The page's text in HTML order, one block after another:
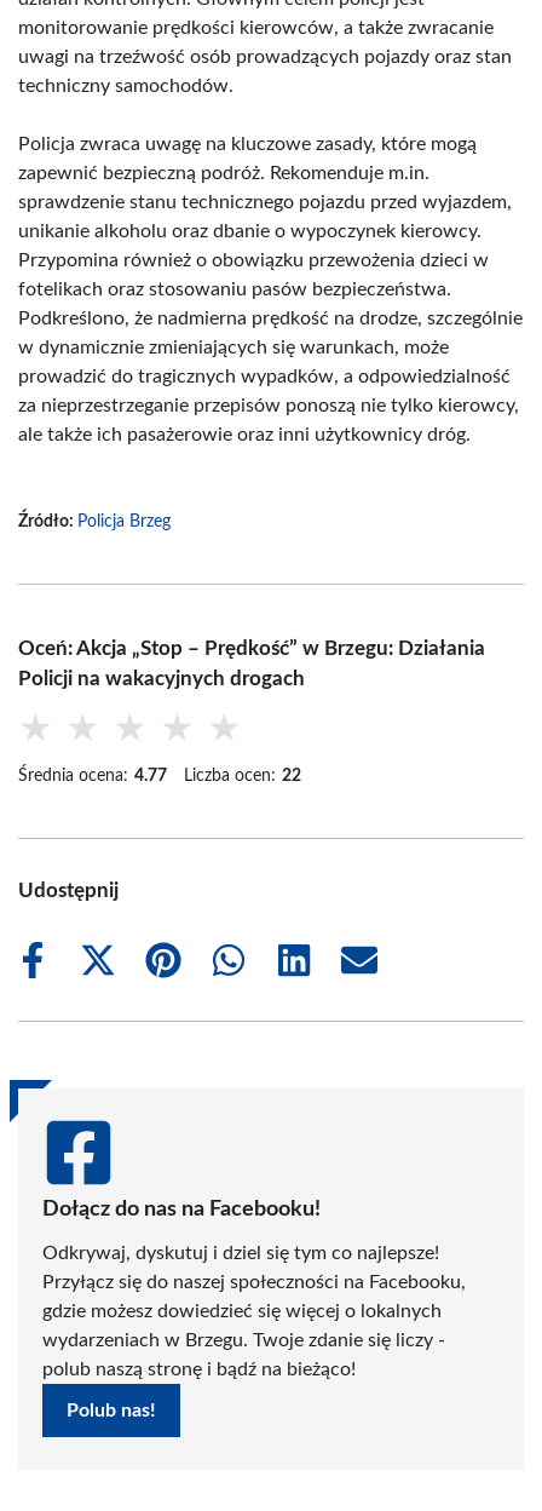
monitorowanie prędkości kierowców, a także zwracanie
uwagi na trzeźwość osób prowadzących pojazdy oraz stan
techniczny samochodów.
Policja zwraca uwagę na kluczowe zasady, które mogą
zapewnić bezpieczną podróż. Rekomenduje m.in.
sprawdzenie stanu technicznego pojazdu przed wyjazdem,
unikanie alkoholu oraz dbanie o wypoczynek kierowcy.
Przypomina również o obowiązku przewożenia dzieci w
fotelikach oraz stosowaniu pasów bezpieczeństwa.
Podkreślono, że nadmierna prędkość na drodze, szczególnie
w dynamicznie zmieniających się warunkach, może
prowadzić do tragicznych wypadków, a odpowiedzialność
za nieprzestrzeganie przepisów ponoszą nie tylko kierowcy,
ale także ich pasażerowie oraz inni użytkownicy dróg.
Źródło: Policja Brzeg
Oceń: Akcja „Stop – Prędkość” w Brzegu: Działania
Policji na wakacyjnych drogach
★ ★ ★ ★ ★
Średnia ocena: 4.77 Liczba ocen: 22
Udostępnij
Share
Share
(Twitter)
Share
Share
Share
Share
Dołącz do nas na Facebooku!
Odkrywaj, dyskutuj i dziel się tym co najlepsze!
Przyłącz się do naszej społeczności na Facebooku,
gdzie możesz dowiedzieć się więcej o lokalnych
wydarzeniach w Brzegu. Twoje zdanie się liczy -
polub naszą stronę i bądź na bieżąco!
Polub nas!